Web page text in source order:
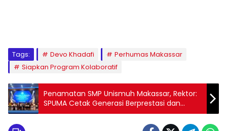
Tags: Devo Khadafi
Perhumas Makassar
Siapkan Program Kolaboratif
Penamatan SMP Unismuh Makassar, Rektor:
SPUMA Cetak Generasi Berprestasi dan
Qur’ani